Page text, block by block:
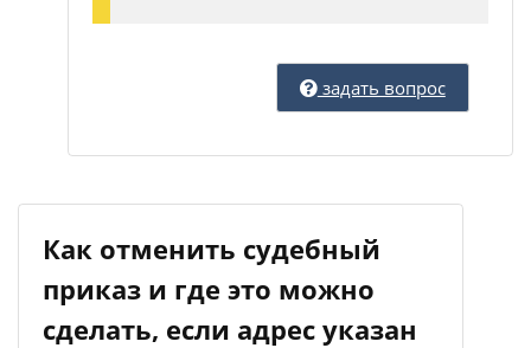
задать вопрос
Как отменить судебный
приказ и где это можно
сделать, если адрес указан